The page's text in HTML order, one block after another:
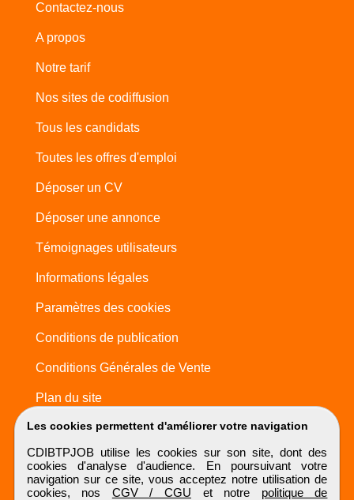
Les cookies permettent d'améliorer votre navigation
CDIBTPJOB utilise les cookies sur son site, dont des
cookies d'analyse d'audience. En poursuivant votre
navigation sur ce site, vous acceptez notre utilisation de
cookies, nos CGV / CGU et notre politique de
Contactez-nous
A propos
Notre tarif
Nos sites de codiffusion
Tous les candidats
Toutes les offres d'emploi
Déposer un CV
Déposer une annonce
Témoignages utilisateurs
Informations légales
Paramètres des cookies
Conditions de publication
Conditions Générales de Vente
Plan du site